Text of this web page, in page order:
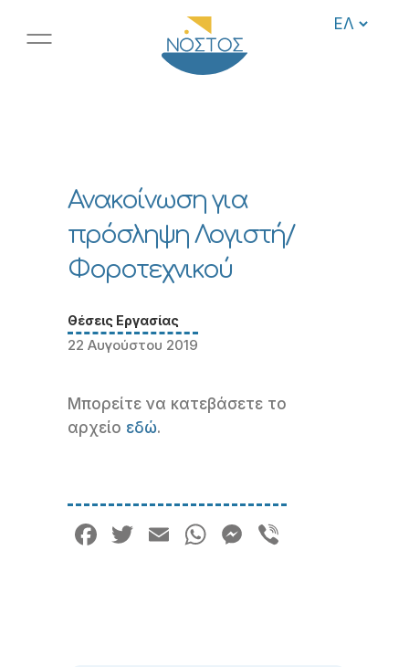
Ανακοίνωση για
πρόσληψη Λογιστή/
Φοροτεχνικού
Θέσεις Εργασίας
22 Αυγούστου 2019
Μπορείτε να κατεβάσετε το
αρχείο εδώ.
Facebook
Twitter
EmailWhatsApp
Messenger